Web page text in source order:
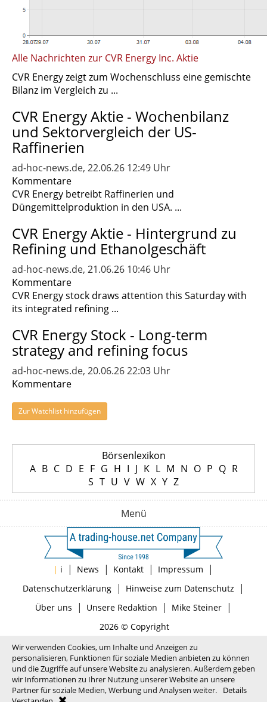
Alle Nachrichten zur CVR Energy Inc. Aktie
CVR Energy zeigt zum Wochenschluss eine gemischte
Bilanz im Vergleich zu ...
CVR Energy Aktie - Wochenbilanz
und Sektorvergleich der US-
Raffinerien
ad-hoc-news.de, 22.06.26 12:49 Uhr
Kommentare
CVR Energy betreibt Raffinerien und
Düngemittelproduktion in den USA. ...
CVR Energy Aktie - Hintergrund zu
Refining und Ethanolgeschäft
ad-hoc-news.de, 21.06.26 10:46 Uhr
Kommentare
CVR Energy stock draws attention this Saturday with
its integrated refining ...
CVR Energy Stock - Long-term
strategy and refining focus
ad-hoc-news.de, 20.06.26 22:03 Uhr
Kommentare
Zur Watchlist hinzufügen
Börsenlexikon
A B C D E F G H I J K L M N O P Q R
S T U V W X Y Z
Menü
| i | News | Kontakt | Impressum |
Datenschutzerklärung| Hinweise zum Datenschutz |
Über uns | Unsere Redaktion | Mike Steiner|
2026 © Copyright
Wir verwenden Cookies, um Inhalte und Anzeigen zu
personalisieren, Funktionen für soziale Medien anbieten zu können
und die Zugriffe auf unsere Website zu analysieren. Außerdem geben
wir Informationen zu Ihrer Nutzung unserer Website an unsere
Partner für soziale Medien, Werbung und Analysen weiter.
Details